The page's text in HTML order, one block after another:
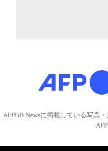
AFPBB Newsに掲載している写真